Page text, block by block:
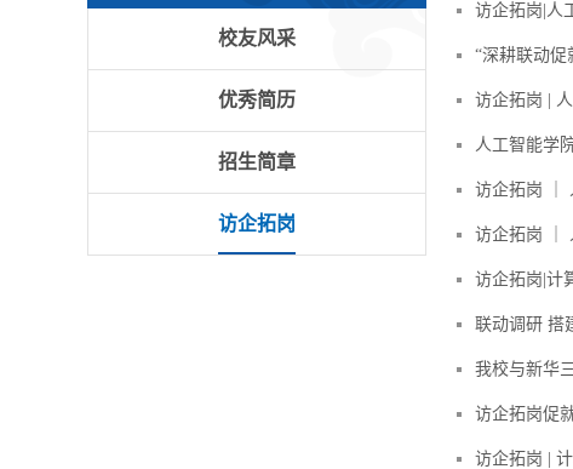
校友风采
优秀简历
招生简章
访企拓岗
访企拓岗|人
“深耕联动
访企拓岗 |
人工智能学
访企拓岗 ｜
访企拓岗 ｜
访企拓岗|计
联动调研 搭
我校与新华
访企拓岗促
访企拓岗 |